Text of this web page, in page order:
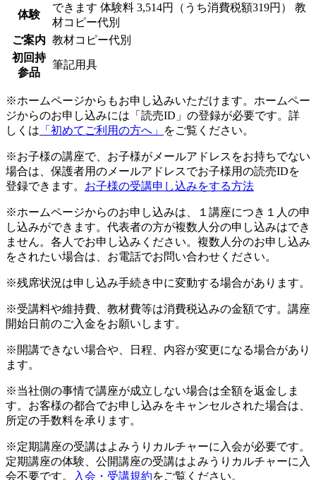
体験
できます 体験料 3,514円（うち消費税額319円） 教
材コピー代別
ご案内 教材コピー代別
初回持
参品
筆記用具
※ホームページからもお申し込みいただけます。ホームペー
ジからのお申し込みには「読売ID」の登録が必要です。詳
しくは 「初めてご利用の方へ」 をご覧ください。
※お子様の講座で、お子様がメールアドレスをお持ちでない
場合は、保護者用のメールアドレスでお子様用の読売IDを
登録できます。 お子様の受講申し込みをする方法
※ホームページからのお申し込みは、１講座につき１人の申
し込みができます。代表者の方が複数人分の申し込みはでき
ません。各人でお申し込みください。複数人分のお申し込み
をされたい場合は、お電話でお問い合わせください。
※残席状況は申し込み手続き中に変動する場合があります。
※受講料や維持費、教材費等は消費税込みの金額です。講座
開始日前のご入金をお願いします。
※開講できない場合や、日程、内容が変更になる場合があり
ます。
※当社側の事情で講座が成立しない場合は全額を返金しま
す。お客様の都合でお申し込みをキャンセルされた場合は、
所定の手数料を承ります。
※定期講座の受講はよみうりカルチャーに入会が必要です。
定期講座の体験、公開講座の受講はよみうりカルチャーに入
会不要です。
入会・受講規約をご覧ください。